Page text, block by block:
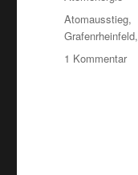
Schlagwörter
Atomausstieg,
Grafenrheinfeld,
1 Kommentarzu